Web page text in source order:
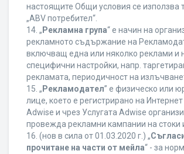
настоящите Общи условия се използва
„ABV потребител“.
14. „ Рекламна група“ е начин на
рекламното съдържание на
включващ една или няколко реклами и
специфични настройки, напр.
рекламата, периодичност на
15. „ Рекламодател” е физическо или
лице, което е регистрирано на
Adwise и чрез Услугата Adwise
провежда рекламни кампании на стоки
16. (нов в сила от 01.03.2020 г.) „
прочитане на части от мейла“ - за